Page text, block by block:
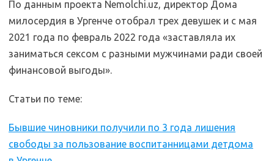
По данным проекта Nemolchi.uz, директор Дома
милосердия в Ургенче отобрал трех девушек и с мая
2021 года по февраль 2022 года «заставляла их
заниматься сексом с разными мужчинами ради своей
финансовой выгоды».
Статьи по теме:
Бывшие чиновники получили по 3 года лишения
свободы за пользование воспитанницами детдома